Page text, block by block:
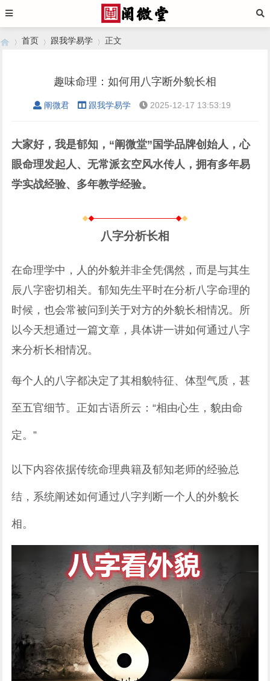
首页 跟我学易学 正文
趣味命理：如何用八字断外貌长相
阐微君 跟我学易学 2025-12-17 13:53:19
大家好，我是郁知，“阐微堂”国学品牌创始人，心
眼命理发起人、无常派玄空风水传人，拥有多年易
学实战经验、多年教学经验。
八字分析长相
在命理学中，人的外貌并非全凭偶然，而是与其生
辰八字密切相关。郁知先生平时在分析八字命理的
时候，也会常被问到关于对方的外貌长相情况。所
以今天想通过一篇文章，具体讲一讲如何通过八字
来分析长相情况。
每个人的八字都决定了其相貌特征、体型气质，甚
至五官细节。正如古语所云：“相由心生，貌由命
定。”
以下内容依据传统命理典籍及郁知老师的经验总
结，系统阐述如何通过八字判断一个人的外貌长
相。